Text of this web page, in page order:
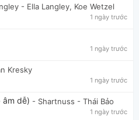
- Ella Langley, Koe Wetzel
1 ngày trước
1 ngày trước
Kresky
1 ngày trước
âm dễ) - Shartnuss - Thái Bảo
1 ngày trước